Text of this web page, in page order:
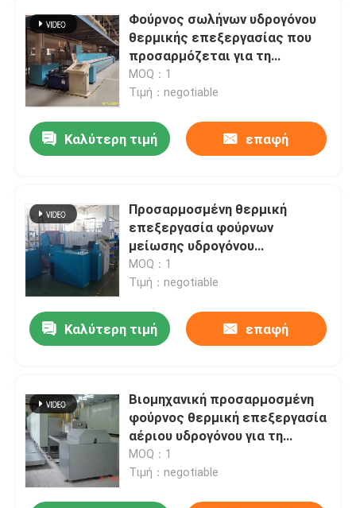
Φούρνος σωλήνων υδρογόνου
θερμικής επεξεργασίας που
προσαρμόζεται για τη
μεταλλουργία σκονών
MOQ：1
Τιμή：negotiable
Καλύτερη τιμή επαφή
Προσαρμοσμένη θερμική
επεξεργασία φούρνων
μείωσης υδρογόνου
μεταλλουργίας σκονών
MOQ：1
Τιμή：negotiable
Καλύτερη τιμή επαφή
Βιομηχανική προσαρμοσμένη
φούρνος θερμική επεξεργασία
αέριου υδρογόνου για τη
μεταλλουργία σκονών
MOQ：1
Τιμή：negotiable